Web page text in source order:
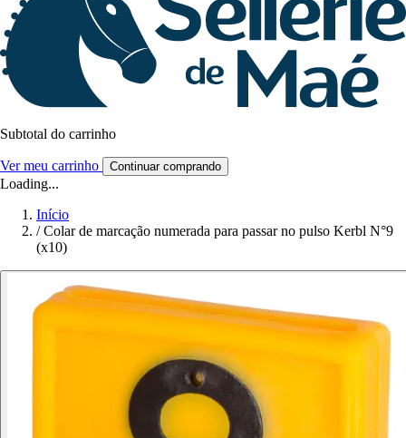
Subtotal do carrinho
Ver meu carrinho Continuar comprando
Loading...
Início
/ Colar de marcação numerada para passar no pulso Kerbl N°9
(x10)